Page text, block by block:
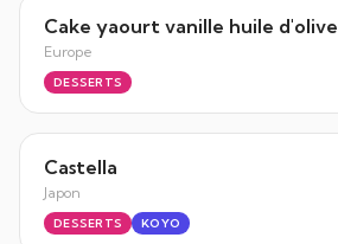
Cake yaourt vanille huile d'olive
Europe
DESSERTS
Castella
Japon
DESSERTS KOYO